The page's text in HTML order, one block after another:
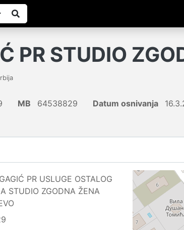
PR STUDIO
MB 64538829 Datum osnivanja
PR USLUGE OSTALOG
STUDIO ZGODNA ŽENA